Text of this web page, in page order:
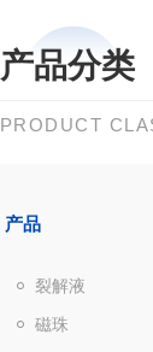
产品分类
PRODUCT
产品
裂解液
磁珠